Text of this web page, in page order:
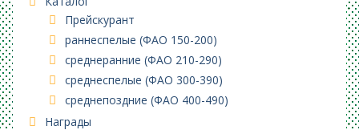
Прейскурант
раннеспелые (ФАО 150-200)
среднеранние (ФАО 210-290)
среднеспелые (ФАО 300-390)
среднепоздние (ФАО 400-490)
Награды